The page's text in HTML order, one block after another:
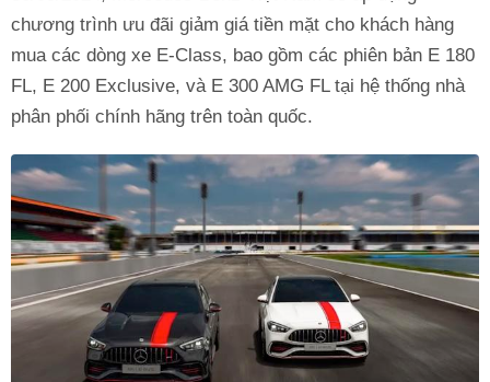
chương trình ưu đãi giảm giá tiền mặt cho khách hàng
mua các dòng xe E-Class, bao gồm các phiên bản E 180
FL, E 200 Exclusive, và E 300 AMG FL tại hệ thống nhà
phân phối chính hãng trên toàn quốc.